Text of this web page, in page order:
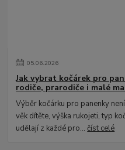
05.06.2026
Jak vybrat kočárek pro
rodiče, prarodiče i malé
Výběr kočárku pro panenky
věk dítěte, výška rukojeti, typ
udělají z každé pro...číst celé